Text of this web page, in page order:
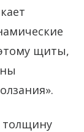
щиты,
толщину